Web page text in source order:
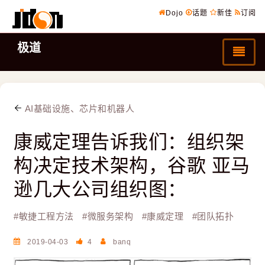
Dojo 话题 新佳 订阅
极道
AI基础设施、芯片和机器人
康威定理告诉我们：组织架
构决定技术架构，谷歌 亚马
逊几大公司组织图：
#敏捷工程方法 #微服务架构 #康威定理 #团队拓扑
2019-04-03 4 banq